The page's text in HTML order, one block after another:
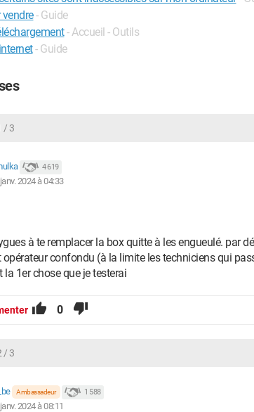
- Guide
- Accueil - Outils
- Guide
/ 3
4 619
2024 à 04:33
à te remplacer la box quitte à les engueulé. par
confondu (à la limite les techniciens qui
la 1er chose que je testerai
0
/ 3
Ambassadeur 1 588
2024 à 08:11